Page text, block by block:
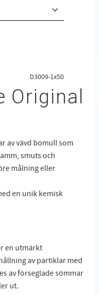
D3009-1x50
Original
av vävd bomull som
smuts och
målning eller
en unik kemisk
en utmärkt
av partiklar med
av förseglade sömmar
ut.